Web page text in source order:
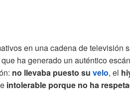
en una cadena de televisión
ha generado un auténtico
no llevaba puesto su velo, el
intolerable porque no ha